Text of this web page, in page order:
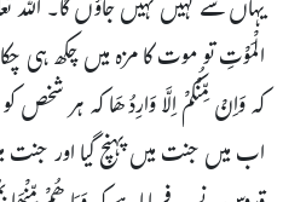
الْمَوْتِ تو موت کا مزہ میں چکھ ہی
کہ وَاِنْ مِّنْکُمْ اِلاَّ وَارِدُھَا کہ ہر شخص
اب میں جنت میں پہنچ گیا اور جنت